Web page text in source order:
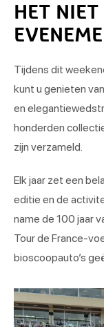
HET
Tijdens dit
kunt u genieten
en
honderden
zijn verzameld.
Elk jaar zet een
editie en de
name de 100 jaar
Tour de France-
bioscoopauto’s